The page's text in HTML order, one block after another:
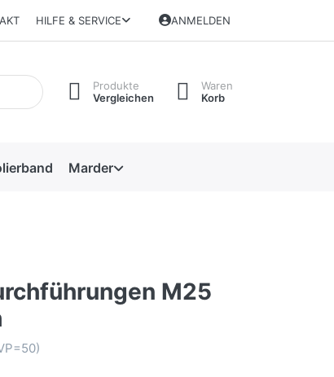
HILFE & SERVICE ANMELDEN
Produkte
Vergleichen
Waren
Korb
Marder
M25